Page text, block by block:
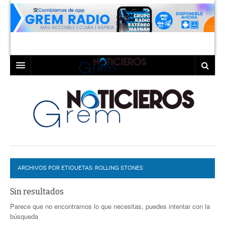
LAGUNA
TORREÓN
GÓMEZ PALACIO
LERDO
COAHUILA
DURANGO
DEPORTES
PROGRAMAS
EXA
COLABORADORES
ARCHIVOS POR ETIQUETAS: ROLLING STONES
Sin resultados
Parece que no encontramos lo que necesitas, puedes intentar con la
búsqueda